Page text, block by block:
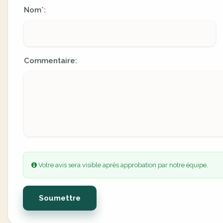
Nom*:
Commentaire:
Votre avis sera visible après approbation par notre équipe.
Soumettre